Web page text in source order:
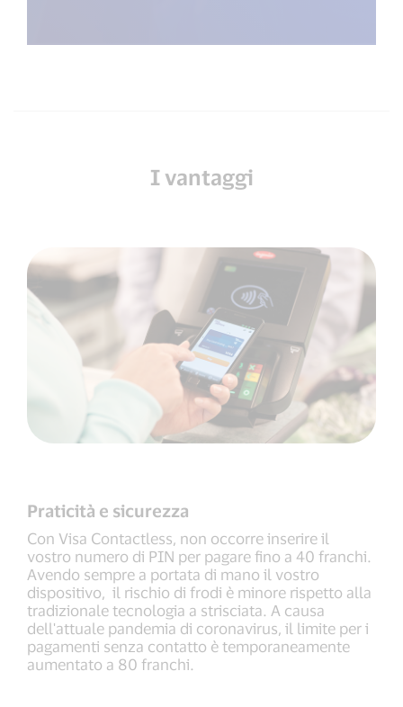
I vantaggi
Praticità e sicurezza
Con Visa Contactless, non occorre inserire il
vostro numero di PIN per pagare fino a 40 franchi.
Avendo sempre a portata di mano il vostro
dispositivo, il rischio di frodi è minore rispetto alla
tradizionale tecnologia a strisciata. A causa
dell'attuale pandemia di coronavirus, il limite per i
pagamenti senza contatto è temporaneamente
aumentato a 80 franchi.